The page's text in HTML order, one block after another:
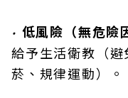
‧ 低風險（無危險
給予生活衛教（
菸、規律運動）。